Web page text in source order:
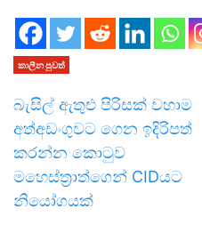
කාලීන පුවත්
බැසිල් ඇතුළු පිරිසක් වහාම
අත්අඩංගුවට ගෙන ඉදිරිපත්
කරන්න කොටුව
මහෙස්ත්‍රාත්ගෙන් CIDයට
නියෝගයක්